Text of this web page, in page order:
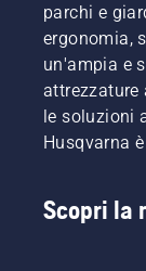
parchi e
ergonomia,
un'ampia e
attrezzature
le soluzioni
Husqvarna
Scopri la